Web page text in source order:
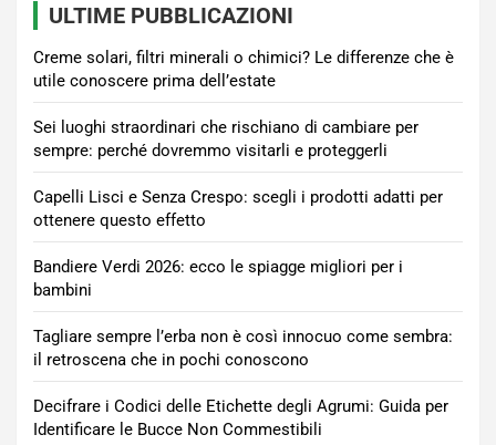
ULTIME PUBBLICAZIONI
Creme solari, filtri minerali o chimici? Le differenze che è
utile conoscere prima dell’estate
Sei luoghi straordinari che rischiano di cambiare per
sempre: perché dovremmo visitarli e proteggerli
Capelli Lisci e Senza Crespo: scegli i prodotti adatti per
ottenere questo effetto
Bandiere Verdi 2026: ecco le spiagge migliori per i
bambini
Tagliare sempre l’erba non è così innocuo come sembra:
il retroscena che in pochi conoscono
Decifrare i Codici delle Etichette degli Agrumi: Guida per
Identificare le Bucce Non Commestibili